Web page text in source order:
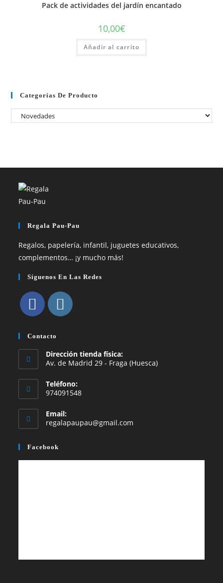
Pack de actividades del jardín encantado
10,00€
Añadir al carrito
Categorías De Producto
Regala Pau-Pau
Regalos, papelería, infantil, juguetes educativos,
complementos… ¡y mucho más!
Síguenos En Las Redes
abre
en
una
nueva
pestaña
abre
una
pestaña
Contacto
Dirección tienda física:
Av. de Madrid 29 - Fraga (Huesca)
Teléfono:
974091548
Email:
regalapaupau@gmail.com
aplicación
Facebook